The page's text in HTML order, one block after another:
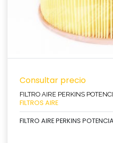
Consultar precio
FILTRO AIRE PERKINS
FILTROS AIRE
FILTRO AIRE PERKINS